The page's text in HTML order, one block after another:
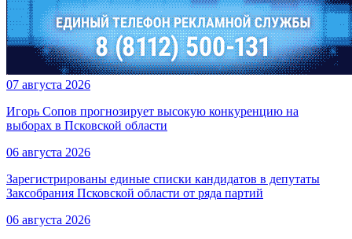
07 августа 2026
Игорь Сопов прогнозирует высокую конкуренцию на
выборах в Псковской области
06 августа 2026
Зарегистрированы единые списки кандидатов в депутаты
Заксобрания Псковской области от ряда партий
06 августа 2026